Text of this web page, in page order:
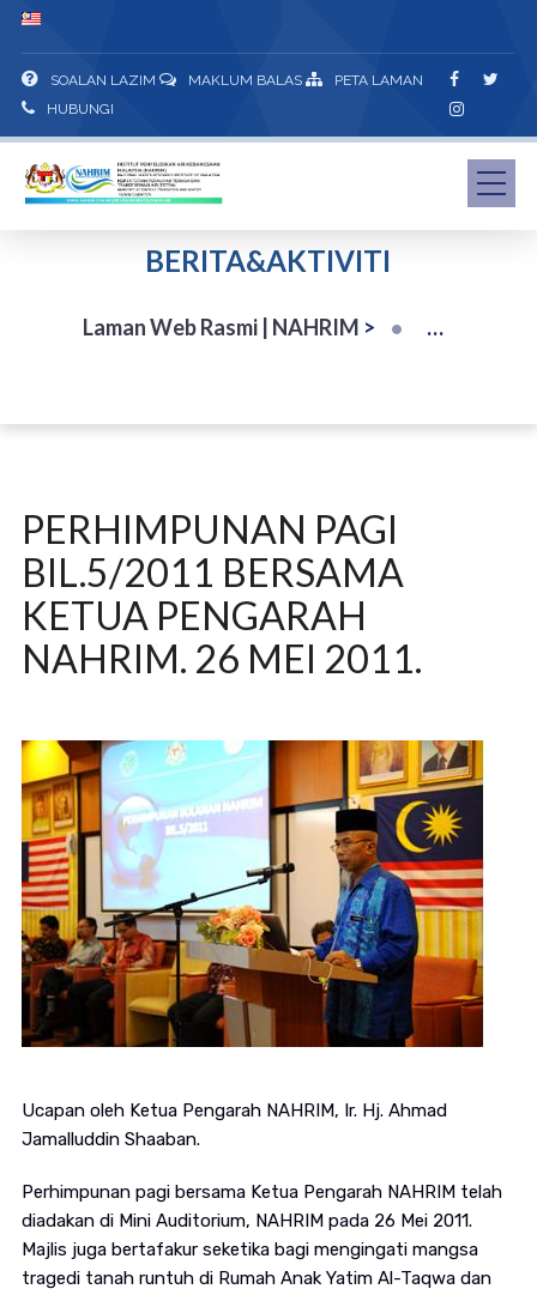
SOALAN LAZIM MAKLUM BALAS
PETA LAMAN
HUBUNGI
BERITA&AKTIVITI
Laman Web Rasmi | NAHRIM >
PERHIMPUNAN PAGI
BIL.5/2011 BERSAMA
KETUA PENGARAH
NAHRIM. 26 MEI 2011.
Ucapan oleh Ketua Pengarah NAHRIM, Ir. Hj. Ahmad
Jamalluddin Shaaban.
Perhimpunan pagi bersama Ketua Pengarah NAHRIM telah
diadakan di Mini Auditorium, NAHRIM pada 26 Mei 2011.
Majlis juga bertafakur seketika bagi mengingati mangsa
tragedi tanah runtuh di Rumah Anak Yatim Al-Taqwa dan